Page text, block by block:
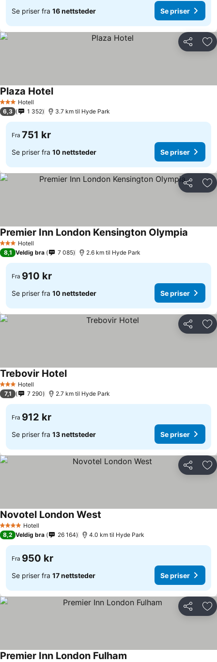
Se priser fra 16 nettsteder Se priser
Del
3 StjernerHotell
Plaza Hotel
6,3 1 352 3.7 km til Hyde Park
Fra 751 kr
Se priser fra 10 nettsteder Se priser
Del
3 StjernerHotell
Premier Inn London Kensington Olympia
8,1 Veldig bra 7 085 2.6 km til Hyde Park
Fra 910 kr
Se priser fra 10 nettsteder Se priser
Del
3 StjernerHotell
Trebovir Hotel
7,1 7 290 2.7 km til Hyde Park
Fra 912 kr
Se priser fra 13 nettsteder Se priser
Del
4 StjernerHotell
Novotel London West
8,2 Veldig bra 26 164 4.0 km til Hyde Park
Fra 950 kr
Se priser fra 17 nettsteder Se priser
Del
Premier Inn London Fulham